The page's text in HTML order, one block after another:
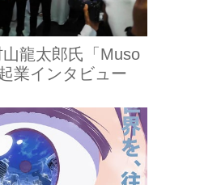
龍太郎氏「Muso
業インタビュー